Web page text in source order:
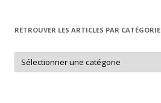
RETROUVER LES ARTICLES PAR CATÉGORIE
Retrouver
les
articles